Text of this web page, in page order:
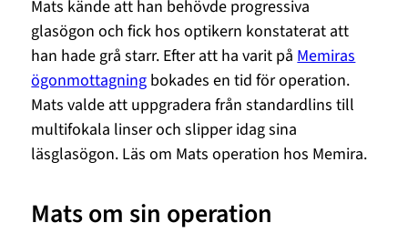
Mats kände att han behövde progressiva
glasögon och fick hos optikern konstaterat att
han hade grå starr. Efter att ha varit på Memiras
ögonmottagning bokades en tid för operation.
Mats valde att uppgradera från standardlins till
multifokala linser och slipper idag sina
läsglasögon. Läs om Mats operation hos Memira.
Mats om sin operation